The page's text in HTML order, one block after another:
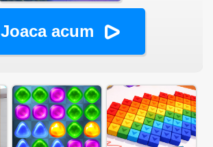
Joaca acum